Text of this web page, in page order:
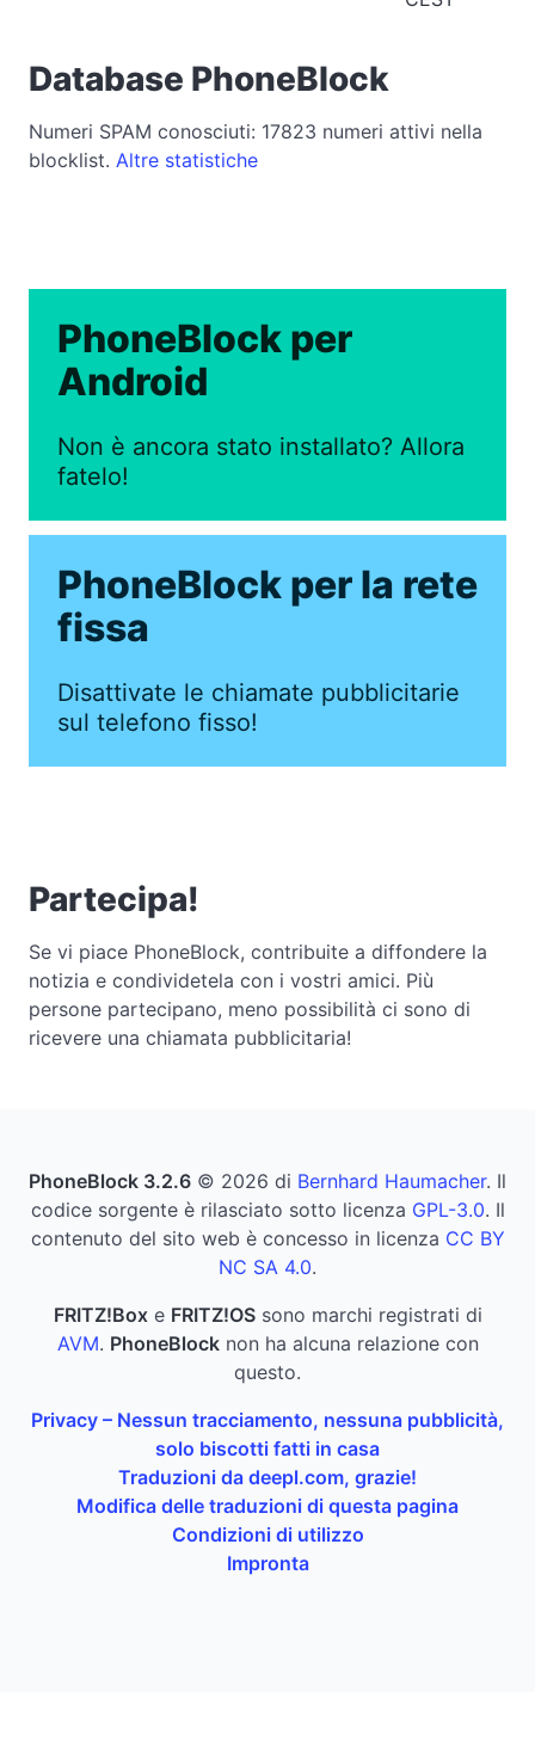
Database PhoneBlock
Numeri SPAM conosciuti: 17823 numeri attivi nella
blocklist. Altre statistiche
PhoneBlock per
Android
Non è ancora stato installato? Allora
fatelo!
PhoneBlock per la rete
fissa
Disattivate le chiamate pubblicitarie
sul telefono fisso!
Partecipa!
Se vi piace PhoneBlock, contribuite a diffondere la
notizia e condividetela con i vostri amici. Più
persone partecipano, meno possibilità ci sono di
ricevere una chiamata pubblicitaria!
PhoneBlock 3.2.6 © 2026 di Bernhard Haumacher. Il
codice sorgente è rilasciato sotto licenza GPL-3.0. Il
contenuto del sito web è concesso in licenza CC BY
NC SA 4.0.
FRITZ!Boxe FRITZ!OSsono marchi registrati di
AVM. PhoneBlocknon ha alcuna relazione con
questo.
Privacy – Nessun tracciamento, nessuna pubblicità,
solo biscotti fatti in casa
Traduzioni da deepl.com, grazie!
Modifica delle traduzioni di questa pagina
Condizioni di utilizzo
Impronta